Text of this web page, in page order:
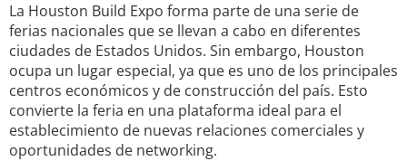
La Houston Build Expo forma parte de una serie de
ferias nacionales que se llevan a cabo en diferentes
ciudades de Estados Unidos. Sin embargo, Houston
ocupa un lugar especial, ya que es uno de los principales
centros económicos y de construcción del país. Esto
convierte la feria en una plataforma ideal para el
establecimiento de nuevas relaciones comerciales y
oportunidades de networking.